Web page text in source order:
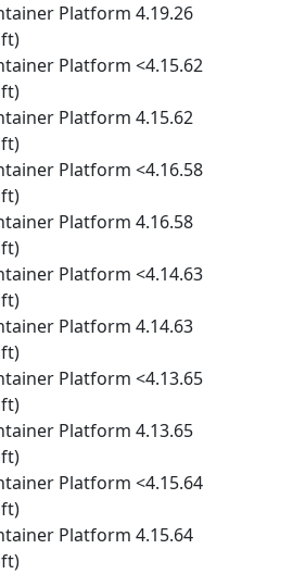
Platform 4.19.26
Platform <4.15.62
Platform 4.15.62
Platform <4.16.58
Platform 4.16.58
Platform <4.14.63
Platform 4.14.63
Platform <4.13.65
Platform 4.13.65
Platform <4.15.64
Platform 4.15.64